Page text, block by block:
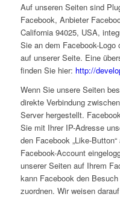
Auf unseren Seiten sind
Facebook, Anbieter
California 94025, USA,
Sie an dem Facebook-Logo
auf unserer Seite. Eine
finden Sie hier: http://
Wenn Sie unsere Seiten
direkte Verbindung
Server hergestellt.
Sie mit Ihrer IP-Adresse
den Facebook „Like-
Facebook-Account
unserer Seiten auf Ihrem
kann Facebook den
zuordnen. Wir weisen